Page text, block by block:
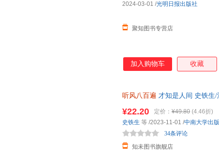
聚知图书专营店
2024-03-01 /光明日报出版社
加入购物车 收藏
听风八百遍 才知是人间 史铁生
¥22.20 定价： ¥49.80 (4.46折)
知未图书旗舰店
34条评论
史铁生 等 /2023-11-01 /中南大学出